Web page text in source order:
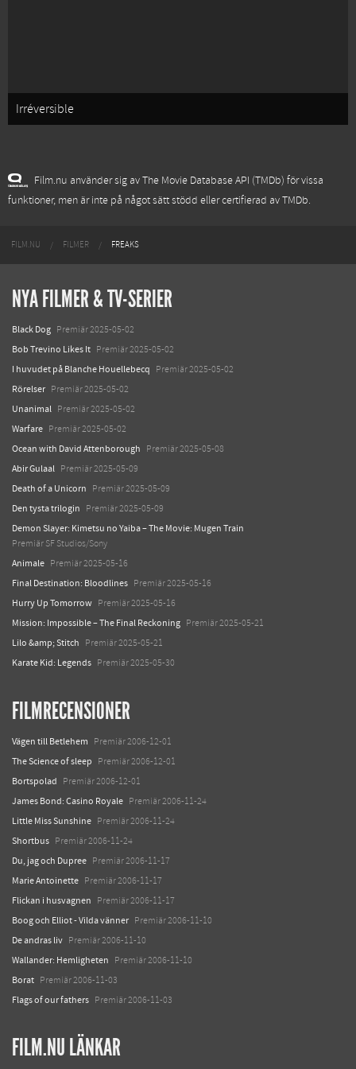
Irréversible
Film.nu använder sig av The Movie Database API (TMDb) för vissa
funktioner, men är inte på något sätt stödd eller certifierad av TMDb.
FILM.NU FILMER FREAKS
NYA FILMER & TV-SERIER
Black Dog Premiär 2025-05-02
Bob Trevino Likes It Premiär 2025-05-02
I huvudet på Blanche Houellebecq Premiär 2025-05-02
Rörelser Premiär 2025-05-02
Unanimal Premiär 2025-05-02
Warfare Premiär 2025-05-02
Ocean with David Attenborough Premiär 2025-05-08
Abir Gulaal Premiär 2025-05-09
Death of a Unicorn Premiär 2025-05-09
Den tysta trilogin Premiär 2025-05-09
Demon Slayer: Kimetsu no Yaiba – The Movie: Mugen Train
Premiär SF Studios/Sony
Animale Premiär 2025-05-16
Final Destination: Bloodlines Premiär 2025-05-16
Hurry Up Tomorrow Premiär 2025-05-16
Mission: Impossible – The Final Reckoning Premiär 2025-05-21
Lilo &amp; Stitch Premiär 2025-05-21
Karate Kid: Legends Premiär 2025-05-30
FILMRECENSIONER
Vägen till Betlehem Premiär 2006-12-01
The Science of sleep Premiär 2006-12-01
Bortspolad Premiär 2006-12-01
James Bond: Casino Royale Premiär 2006-11-24
Little Miss Sunshine Premiär 2006-11-24
Shortbus Premiär 2006-11-24
Du, jag och Dupree Premiär 2006-11-17
Marie Antoinette Premiär 2006-11-17
Flickan i husvagnen Premiär 2006-11-17
Boog och Elliot - Vilda vänner Premiär 2006-11-10
De andras liv Premiär 2006-11-10
Wallander: Hemligheten Premiär 2006-11-10
Borat Premiär 2006-11-03
Flags of our fathers Premiär 2006-11-03
FILM.NU LÄNKAR